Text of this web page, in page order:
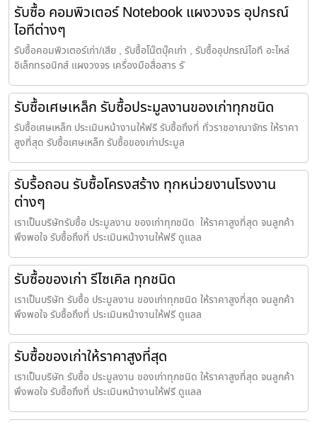
รับซื้อ คอมพิวเตอร์ Notebook แผงวงจร อุปกรณ์
ไอทีต่างๆ
รับซื้อคอมพิวเตอร์เก่า/เสีย , รับซื้อโน๊ตบุ๊คเก่า , รับซื้ออุปกรณ์ไอที อะไหล่
อิเล็กทรอนิกส์ แผงวงจร เครื่องมือสื่อสาร รั
รับซื้อเศษเหล็ก รับซื้อประมูลงานของเก่าทุกชนิด
รับซื้อเศษเหล็ก ประเมินหน้างานให้ฟรี รับซื้อถึงที่ ทั่วราชอาณาจักร ให้ราคา
สูงที่สุด รับซื้อเศษเหล็ก รับซื้อของเก่าประมูล
รับรื้อถอน รับซื้อโครงสร้าง ทุกหน่วยงานโรงงาน
ต่างๆ
เราเป็นบริษัทรับซื้อ ประมูลงาน ของเก่าทุกชนิด ให้ราคาสูงที่สุด จนลูกค้า
พึงพอใจ รับซื้อถึงที่ ประเมินหน้างานให้ฟรี ดูแลล
รับซื้อของเก่า รีไซเคิล ทุกชนิด
เราเป็นบริษัท รับซื้อ ประมูลงาน ของเก่าทุกชนิด ให้ราคาสูงที่สุด จนลูกค้า
พึงพอใจ รับซื้อถึงที่ ประเมินหน้างานให้ฟรี ดูแลล
รับซื้อของเก่าให้ราคาสูงที่สุด
เราเป็นบริษัท รับซื้อ ประมูลงาน ของเก่าทุกชนิด ให้ราคาสูงที่สุด จนลูกค้า
พึงพอใจ รับซื้อถึงที่ ประเมินหน้างานให้ฟรี ดูแลล